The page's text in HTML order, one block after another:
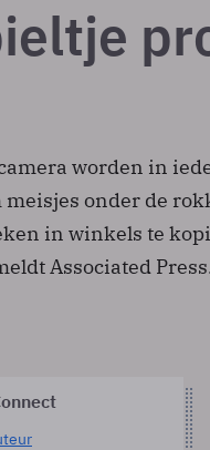
worden in
onder de
in winkels te
Associated